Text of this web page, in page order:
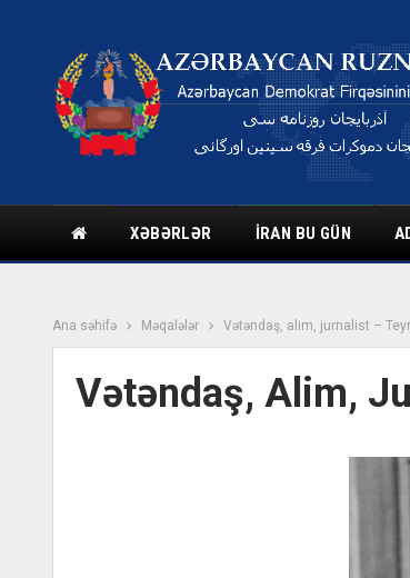
XƏBƏRLƏR İRAN BU GÜN
Ana səhifə Məqalələr Vətəndaş, alim, jurnalist –
Vətəndaş, Alim,